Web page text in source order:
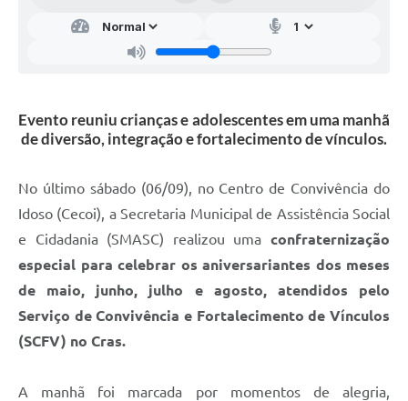
Evento reuniu crianças e adolescentes em uma manhã
de diversão, integração e fortalecimento de vínculos.
No último sábado (06/09), no Centro de Convivência do
Idoso (Cecoi), a Secretaria Municipal de Assistência Social
e Cidadania (SMASC) realizou uma confraternização
especial para celebrar os aniversariantes dos meses
de maio, junho, julho e agosto, atendidos pelo
Serviço de Convivência e Fortalecimento de Vínculos
(SCFV) no Cras.
A manhã foi marcada por momentos de alegria,